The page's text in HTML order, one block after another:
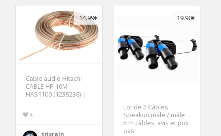
14.99€
Cable audio Hitachi
CABLE HP 10M
HAS1100 (1239236) |
4
trisrain
19.90€
Lot de 2 Câbles
Speakon mâle / mâle
5 m câbles, avis et prix
pas